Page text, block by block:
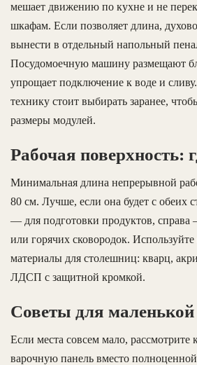
мешает движению по кухне и не
шкафам. Если позволяет длина,
вынести в отдельный напольный
Посудомоечную машину размещают
упрощает подключение к воде и
технику стоит выбирать заранее,
размеры модулей.
Рабочая поверхность:
Минимальная длина непрерывной
80 см. Лучше, если она будет с обеих
— для подготовки продуктов,
или горячих сковородок.
материалы для столешниц: кварц,
ЛДСП с защитной кромкой.
Советы для
Если места совсем мало,
варочную панель вместо